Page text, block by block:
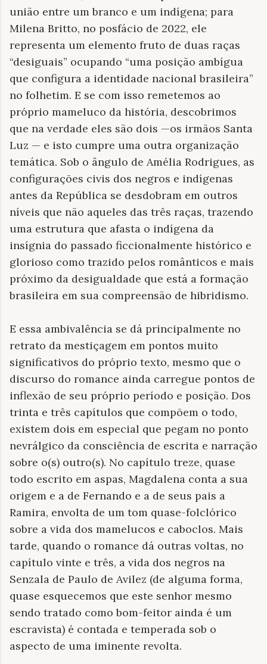
união entre um branco e um indígena; para
Milena Britto, no posfácio de 2022, ele
representa um elemento fruto de duas raças
“desiguais” ocupando “uma posição ambígua
que configura a identidade nacional brasileira”
no folhetim. E se com isso remetemos ao
próprio mameluco da história, descobrimos
que na verdade eles são dois —os irmãos Santa
Luz — e isto cumpre uma outra organização
temática. Sob o ângulo de Amélia Rodrigues, as
configurações civis dos negros e indígenas
antes da República se desdobram em outros
níveis que não aqueles das três raças, trazendo
uma estrutura que afasta o indígena da
insígnia do passado ficcionalmente histórico e
glorioso como trazido pelos românticos e mais
próximo da desigualdade que está a formação
brasileira em sua compreensão de hibridismo.
E essa ambivalência se dá principalmente no
retrato da mestiçagem em pontos muito
significativos do próprio texto, mesmo que o
discurso do romance ainda carregue pontos de
inflexão de seu próprio período e posição. Dos
trinta e três capítulos que compõem o todo,
existem dois em especial que pegam no ponto
nevrálgico da consciência de escrita e narração
sobre o(s) outro(s). No capítulo treze, quase
todo escrito em aspas, Magdalena conta a sua
origem e a de Fernando e a de seus pais a
Ramira, envolta de um tom quase-folclórico
sobre a vida dos mamelucos e caboclos. Mais
tarde, quando o romance dá outras voltas, no
capítulo vinte e três, a vida dos negros na
Senzala de Paulo de Avilez (de alguma forma,
quase esquecemos que este senhor mesmo
sendo tratado como bom-feitor ainda é um
escravista) é contada e temperada sob o
aspecto de uma iminente revolta.